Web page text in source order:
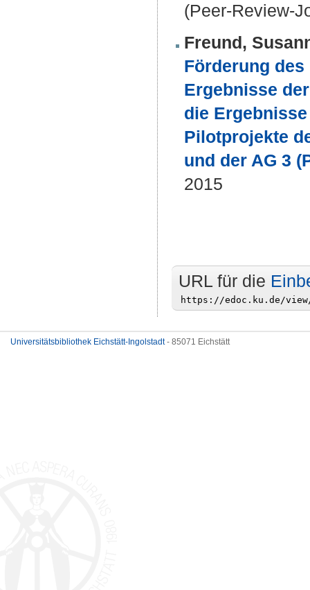
(Peer-Review-
Freund,
Förderung des
Ergebnisse
die
Pilotprojekte
und der AG 3
2015
URL für die
Universitätsbibliothek Eichstätt-Ingolstadt- 85071 Eichstätt